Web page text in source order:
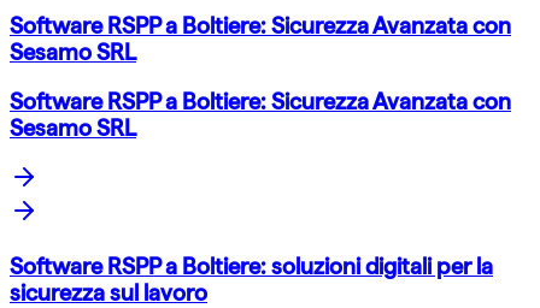
Software RSPP a Boltiere: Sicurezza Avanzata con
Sesamo SRL
Software RSPP a Boltiere: Sicurezza Avanzata con
Sesamo SRL
Software RSPP a Boltiere: soluzioni digitali per la
sicurezza sul lavoro